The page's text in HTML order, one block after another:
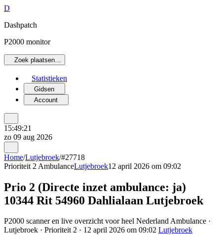
D
Dashpatch
P2000 monitor
Zoek plaatsen…
Statistieken
Gidsen
Account
15:49:21
zo 09 aug 2026
Home/Lutjebroek/#27718
Prioriteit 2 AmbulanceLutjebroek12 april 2026 om 09:02
Prio 2 (Directe inzet ambulance: ja)
10344 Rit 54960 Dahlialaan Lutjebroek
P2000 scanner en live overzicht voor heel Nederland Ambulance ·
Lutjebroek · Prioriteit 2 · 12 april 2026 om 09:02 Lutjebroek